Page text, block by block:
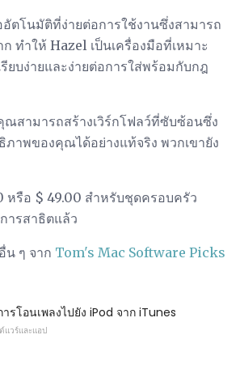
อัตโนมัติที่ง่ายต่อการใช้งานซึ่งสามารถ
ทำให้ Hazel เป็นเครื่องมือที่เหมาะ
ยบง่ายและง่ายต่อการใส่พร้อมกับกฎ
ณสามารถสร้างเวิร์กโฟลว์ที่ซับซ้อนซึ่ง
ภาพของคุณได้อย่างแท้จริง พวกเขายัง
หรือ $ 49.00 สำหรับชุดครอบครัว
ารสาธิตแล้ว
น ๆ จาก Tom's Mac Software Picks
รโอนเพลงไปยัง iPod จาก iTunes
แวร์และแอป